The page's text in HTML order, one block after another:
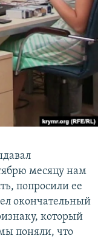
месяцу нам
попросили ее
окончательный
который
поняли, что